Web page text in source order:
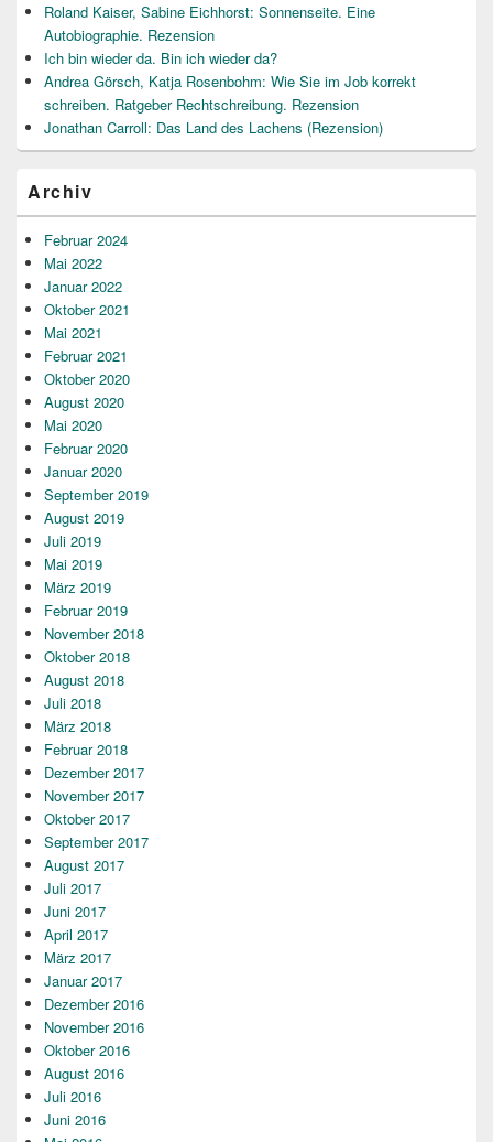
Roland Kaiser, Sabine Eichhorst: Sonnenseite. Eine
Autobiographie. Rezension
Ich bin wieder da. Bin ich wieder da?
Andrea Görsch, Katja Rosenbohm: Wie Sie im Job korrekt
schreiben. Ratgeber Rechtschreibung. Rezension
Jonathan Carroll: Das Land des Lachens (Rezension)
Archiv
Februar 2024
Mai 2022
Januar 2022
Oktober 2021
Mai 2021
Februar 2021
Oktober 2020
August 2020
Mai 2020
Februar 2020
Januar 2020
September 2019
August 2019
Juli 2019
Mai 2019
März 2019
Februar 2019
November 2018
Oktober 2018
August 2018
Juli 2018
März 2018
Februar 2018
Dezember 2017
November 2017
Oktober 2017
September 2017
August 2017
Juli 2017
Juni 2017
April 2017
März 2017
Januar 2017
Dezember 2016
November 2016
Oktober 2016
August 2016
Juli 2016
Juni 2016